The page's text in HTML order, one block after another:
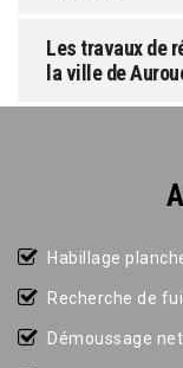
Les travaux de
la ville de
Habillage
Recherche de
Démoussage